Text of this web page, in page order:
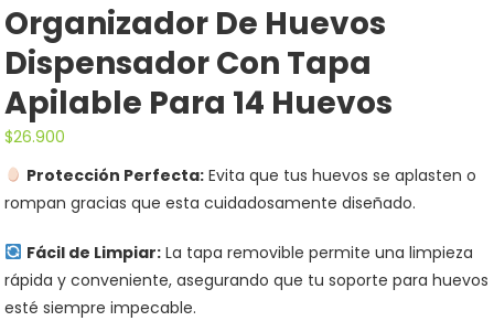
Organizador De Huevos
Dispensador Con Tapa
Apilable Para 14 Huevos
$26.900
Protección Perfecta: Evita que tus huevos se aplasten o
rompan gracias que esta cuidadosamente diseñado.
Fácil de Limpiar: La tapa removible permite una limpieza
rápida y conveniente, asegurando que tu soporte para huevos
esté siempre impecable.